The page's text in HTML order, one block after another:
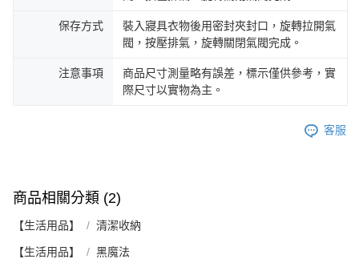
保存方式
裝入寢具衣物後用密封夾封口，旋轉拉開氣
閥，按壓排氣，旋轉關閉氣閥完成。
注意事項
商品尺寸測量略有誤差，標示僅供參考，實
際尺寸以實物為主。
客服
商品相關分類 (2)
【生活用品】 清潔收納
【生活用品】 黑魔法